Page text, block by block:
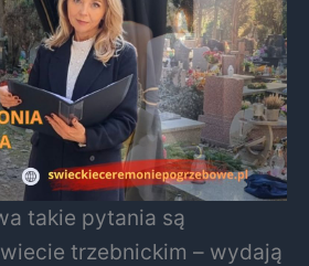
takie pytania są
trzebnickim – wydają